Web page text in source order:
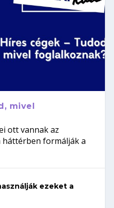
mivel
ott vannak az
formálják a
ezeket a